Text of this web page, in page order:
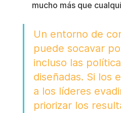
mucho más que
Un entorno de
puede socavar
incluso las
diseñadas. Si los
a los líderes
priorizar los